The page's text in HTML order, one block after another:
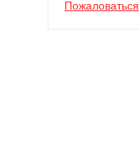
Пожаловаться